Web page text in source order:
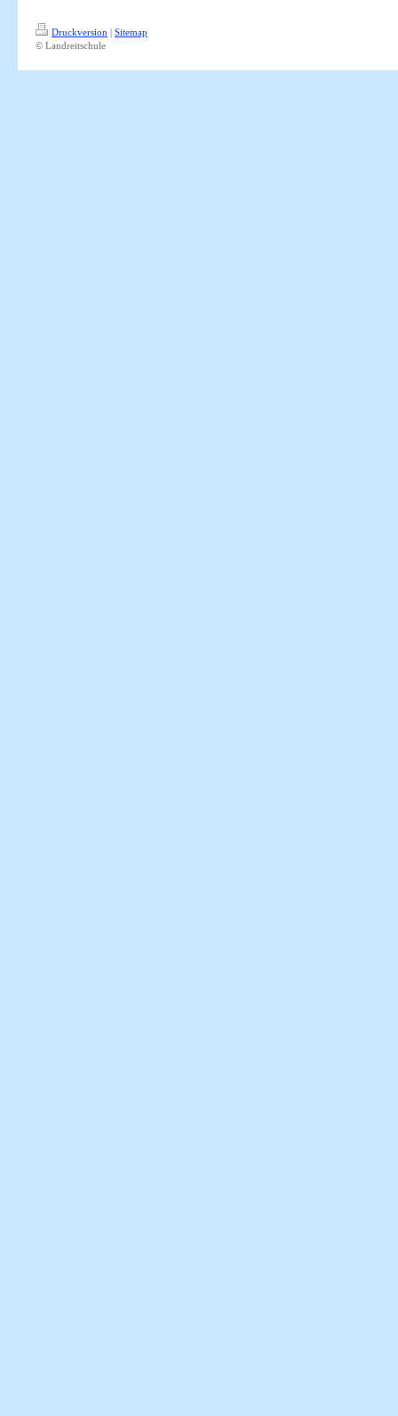
Druckversion | Sitemap
© Landreitschule